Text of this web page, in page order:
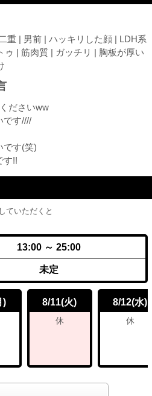
重 | 男前 | ハッキリした顔 | LDH系
ゥ | 筋肉質 | ガッチリ | 胸板が厚い
ださいww
です////
です(笑)
す!!
ていただくと
13:00 ～ 25:00
未定
) 8/11(火)
休
8/12(水)
休